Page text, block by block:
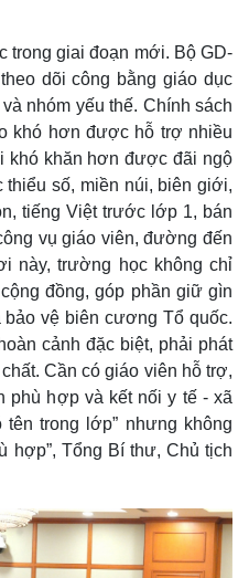
trong giai đoạn mới. Bộ GD-
dõi công bằng giáo dục
nhóm yếu thế. Chính sách
khó hơn được hỗ trợ nhiều
khó khăn hơn được đãi ngộ
số, miền núi, biên giới,
tiếng Việt trước lớp 1, bán
vụ giáo viên, đường đến
này, trường học không chỉ
đồng, góp phần giữ gìn
vệ biên cương Tổ quốc.
cảnh đặc biệt, phải phát
Cần có giáo viên hỗ trợ,
phù hợp và kết nối y tế - xã
tên trong lớp” nhưng không
hợp”, Tổng Bí thư, Chủ tịch